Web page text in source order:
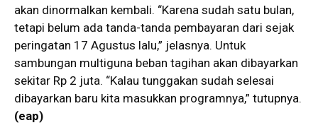
akan dinormalkan kembali. “Karena sudah satu bulan,
tetapi belum ada tanda-tanda pembayaran dari sejak
peringatan 17 Agustus lalu,” jelasnya. Untuk
sambungan multiguna beban tagihan akan dibayarkan
sekitar Rp 2 juta. “Kalau tunggakan sudah selesai
dibayarkan baru kita masukkan programnya,” tutupnya.
(eap)